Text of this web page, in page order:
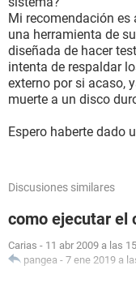
Mi recomendación es
una herramienta de
diseñada de hacer
intenta de respaldar
externo por si acaso,
muerte a un disco
Espero haberte dado
Discusiones similares
como ejecutar el
Carias - 11 abr 2009 a las
pangea - 7 ene 2019 a